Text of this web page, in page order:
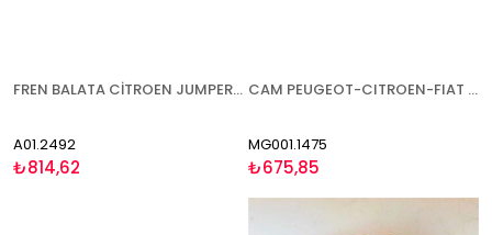
FREN BALATA CİTROEN JUMPER (06-) FİAT DUCATO (06-) OPEL MOVANO (21-) PEUGEOT BOXER (06-) KARSAN JEST (13-) - ÇİFT İKAZ KABLOLU ÖN
A01.2492
₺814,62
CAM PEUGEOT-CITROEN-FIAT BOXER-JUMPER-DUCATO 2006- ISITMALI KÜÇÜK TİP SAĞ
MG001.1475
₺675,85